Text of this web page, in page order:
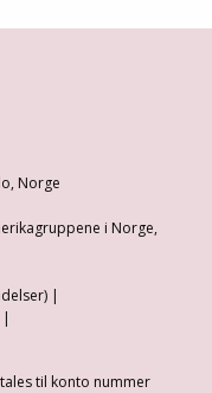
Norge
i Norge,
|
|
til konto nummer